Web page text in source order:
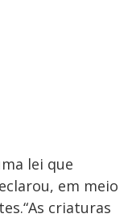
lei que
em meio
criaturas